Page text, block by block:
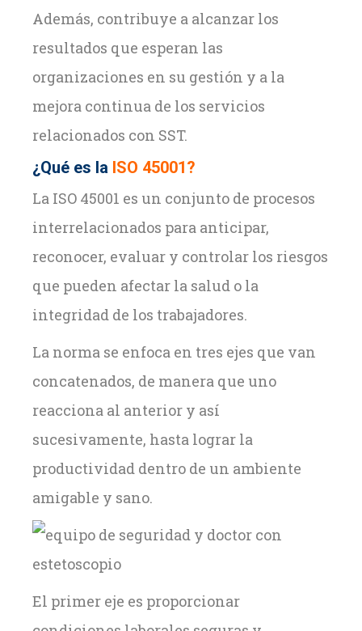
Además, contribuye a alcanzar los
resultados que esperan las
organizaciones en su gestión y a la
mejora continua de los servicios
relacionados con SST.
¿Qué es la ISO 45001?
La ISO 45001 es un conjunto de procesos
interrelacionados para anticipar,
reconocer, evaluar y controlar los riesgos
que pueden afectar la salud o la
integridad de los trabajadores.
La norma se enfoca en tres ejes que van
concatenados, de manera que uno
reacciona al anterior y así
sucesivamente, hasta lograr la
productividad dentro de un ambiente
amigable y sano.
El primer eje es proporcionar